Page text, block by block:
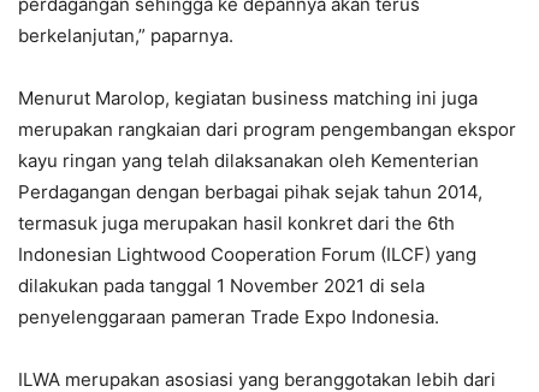
berkelanjutan,” paparnya.
Menurut Marolop, kegiatan business matching ini juga
merupakan rangkaian dari program pengembangan ekspor
kayu ringan yang telah dilaksanakan oleh Kementerian
Perdagangan dengan berbagai pihak sejak tahun 2014,
termasuk juga merupakan hasil konkret dari the 6th
Indonesian Lightwood Cooperation Forum (ILCF) yang
dilakukan pada tanggal 1 November 2021 di sela
penyelenggaraan pameran Trade Expo Indonesia.
ILWA merupakan asosiasi yang beranggotakan lebih dari